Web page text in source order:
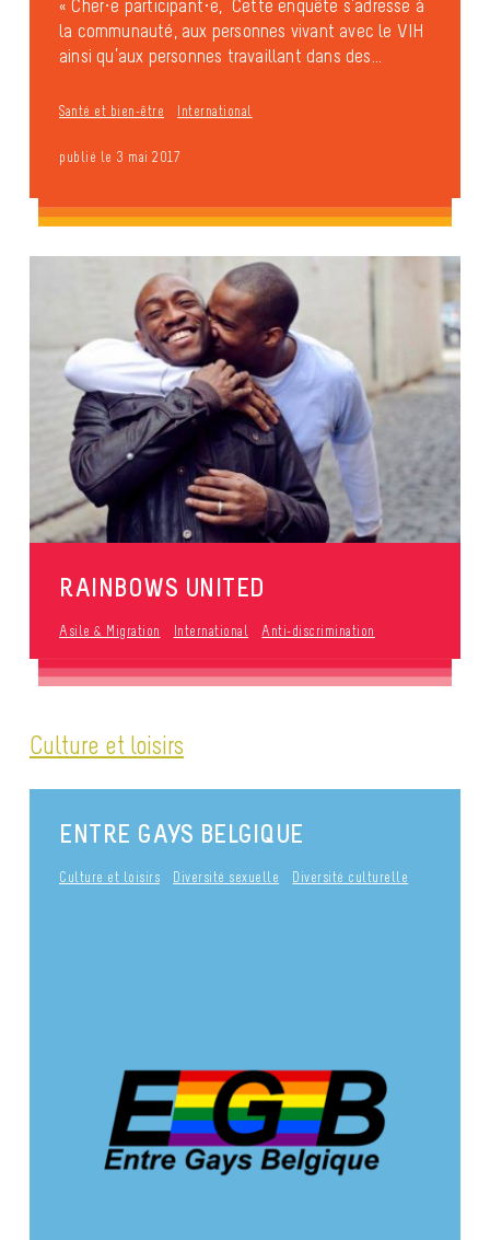
« Cher·e participant·e, Cette enquête s’adresse à
la communauté, aux personnes vivant avec le VIH
ainsi qu’aux personnes travaillant dans des...
Santé et bien-être International
publié le 3 mai 2017
RAINBOWS UNITED
Asile & Migration International Anti-discrimination
Culture et loisirs
ENTRE GAYS BELGIQUE
Culture et loisirs Diversité sexuelle Diversité culturelle